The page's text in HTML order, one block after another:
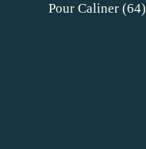
Pour Caliner (64)